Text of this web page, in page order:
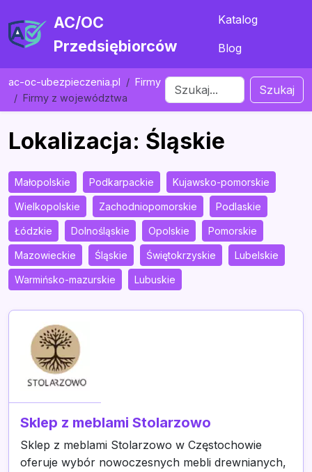
AC/OC
Przedsiębiorców
Katalog
Blog
ac-oc-ubezpieczenia.pl
Firmy
Firmy z województwa
Szukaj
Lokalizacja: Śląskie
Małopolskie Podkarpackie Kujawsko-pomorskie
Wielkopolskie Zachodniopomorskie Podlaskie
Łódzkie Dolnośląskie Opolskie Pomorskie
Mazowieckie Śląskie Świętokrzyskie Lubelskie
Warmińsko-mazurskie Lubuskie
Sklep z meblami Stolarzowo
Sklep z meblami Stolarzowo w Częstochowie
oferuje wybór nowoczesnych mebli drewnianych,